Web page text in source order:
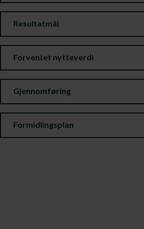
Resultatmål
Forventet nytteverdi
Gjennomføring
Formidlingsplan